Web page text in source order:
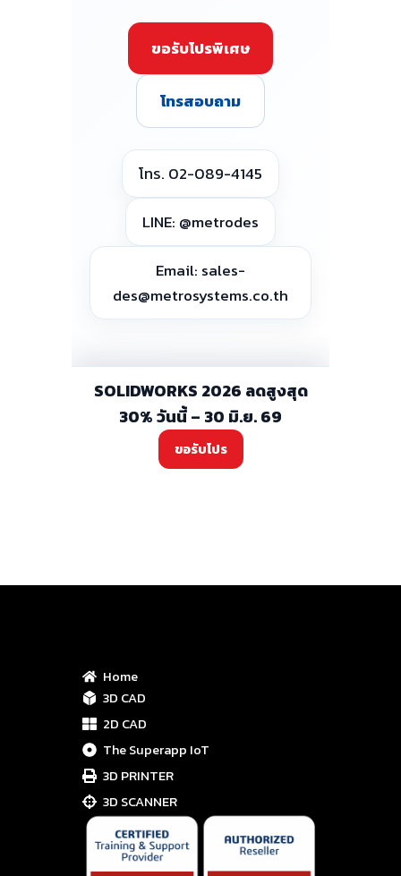
ขอรับโปรพิเศษ
โทรสอบถาม
โทร. 02-089-4145
LINE: @metrodes
Email: sales-
des@metrosystems.co.th
SOLIDWORKS 2026 ลดสูงสุด
30% วันนี้ – 30 มิ.ย. 69
ขอรับโปร
Home
3D CAD
2D CAD
The Superapp IoT
3D PRINTER
3D SCANNER